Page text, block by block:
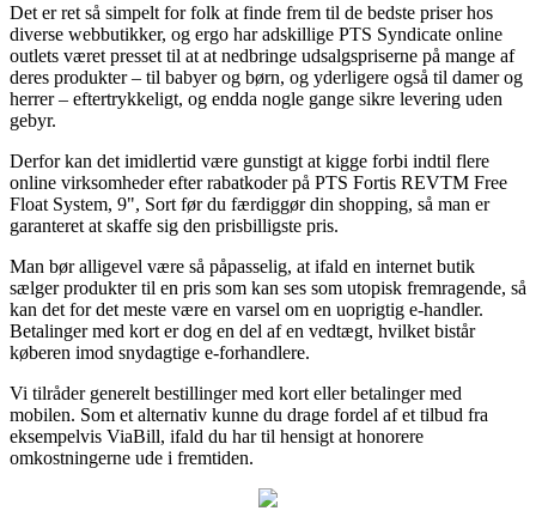
Det er ret så simpelt for folk at finde frem til de bedste priser hos
diverse webbutikker, og ergo har adskillige PTS Syndicate online
outlets været presset til at at nedbringe udsalgspriserne på mange af
deres produkter – til babyer og børn, og yderligere også til damer og
herrer – eftertrykkeligt, og endda nogle gange sikre levering uden
gebyr.
Derfor kan det imidlertid være gunstigt at kigge forbi indtil flere
online virksomheder efter rabatkoder på PTS Fortis REVTM Free
Float System, 9", Sort før du færdiggør din shopping, så man er
garanteret at skaffe sig den prisbilligste pris.
Man bør alligevel være så påpasselig, at ifald en internet butik
sælger produkter til en pris som kan ses som utopisk fremragende, så
kan det for det meste være en varsel om en uoprigtig e-handler.
Betalinger med kort er dog en del af en vedtægt, hvilket bistår
køberen imod snydagtige e-forhandlere.
Vi tilråder generelt bestillinger med kort eller betalinger med
mobilen. Som et alternativ kunne du drage fordel af et tilbud fra
eksempelvis ViaBill, ifald du har til hensigt at honorere
omkostningerne ude i fremtiden.